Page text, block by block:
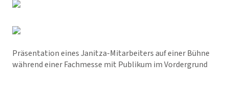
Präsentation eines Janitza-Mitarbeiters auf einer Bühne
während einer Fachmesse mit Publikum im Vordergrund